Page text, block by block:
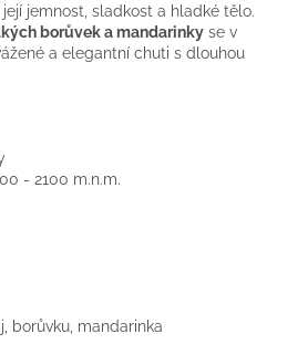
jemnost, sladkost a hladké tělo.
borůvek a mandarinky se v
a elegantní chuti s dlouhou
- 2100 m.n.m.
borůvku, mandarinka